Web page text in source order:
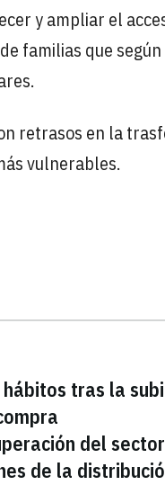
y ampliar el
familias que
retrasos en la
vulnerables.
tras la
del
de la